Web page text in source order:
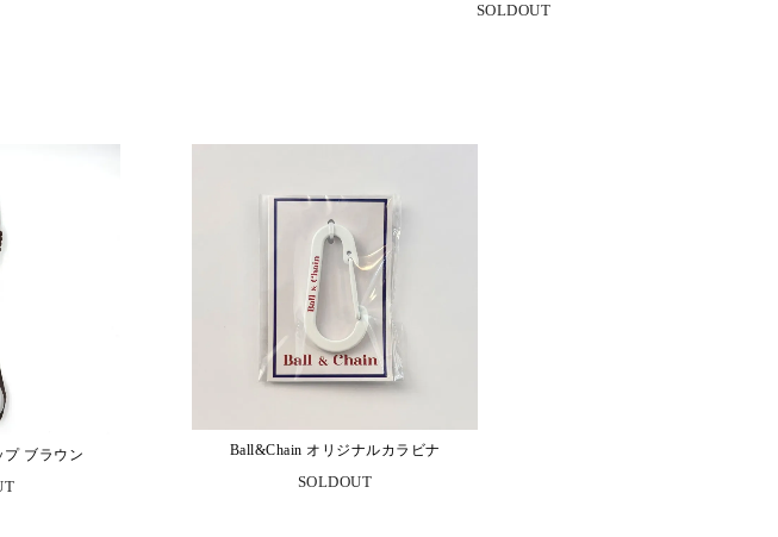
SOLDOUT
プ ブラウン Ball&Chain オリジナルカラビナ
SOLDOUT